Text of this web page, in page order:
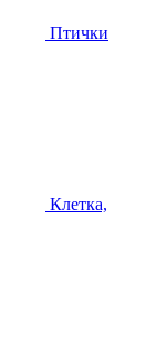
Птички
Клетка,